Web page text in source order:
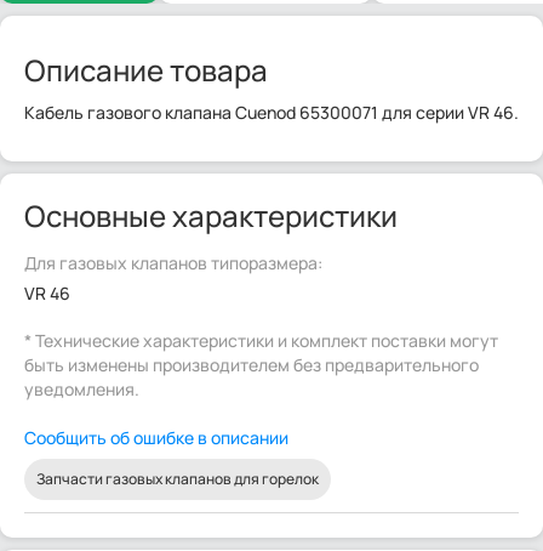
Описание товара
Кабель газового клапана Cuenod 65300071 для серии VR 46.
Основные характеристики
Для газовых клапанов типоразмера:
VR 46
* Технические характеристики и комплект поставки могут
быть изменены производителем без предварительного
уведомления.
Сообщить об ошибке в описании
Запчасти газовых клапанов для горелок